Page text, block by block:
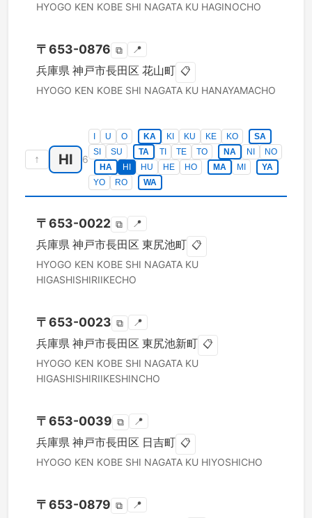
HYOGO KEN KOBE SHI NAGATA KU HAGINOCHO
〒653-0876 ⧉ 📍
兵庫県 神戸市長田区 花山町 📋
HYOGO KEN KOBE SHI NAGATA KU HANAYAMACHO
↑ HI 6
U O KA KI KU KE KO
SA
SI
SU TA TI TE TO NA NI
NO
HA
HI HU HE HO MA MI
YA
YO
RO WA
〒653-0022 ⧉ 📍
兵庫県 神戸市長田区 東尻池町 📋
HYOGO KEN KOBE SHI NAGATA KU
HIGASHISHIRIIKECHO
〒653-0023 ⧉ 📍
兵庫県 神戸市長田区 東尻池新町 📋
HYOGO KEN KOBE SHI NAGATA KU
HIGASHISHIRIIKESHINCHO
〒653-0039 ⧉ 📍
兵庫県 神戸市長田区 日吉町 📋
HYOGO KEN KOBE SHI NAGATA KU HIYOSHICHO
〒653-0879 ⧉ 📍